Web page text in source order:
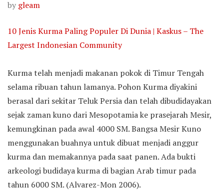
by gleam
10 Jenis Kurma Paling Populer Di Dunia | Kaskus – The
Largest Indonesian Community
Kurma telah menjadi makanan pokok di Timur Tengah
selama ribuan tahun lamanya. Pohon Kurma diyakini
berasal dari sekitar Teluk Persia dan telah dibudidayakan
sejak zaman kuno dari Mesopotamia ke prasejarah Mesir,
kemungkinan pada awal 4000 SM. Bangsa Mesir Kuno
menggunakan buahnya untuk dibuat menjadi anggur
kurma dan memakannya pada saat panen. Ada bukti
arkeologi budidaya kurma di bagian Arab timur pada
tahun 6000 SM. (Alvarez-Mon 2006).